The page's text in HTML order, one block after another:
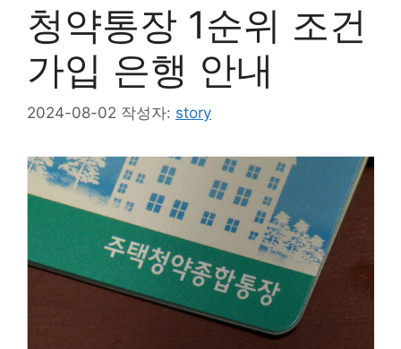
청약통장 1순위 조건
가입 은행 안내
2024-08-02 작성자: story